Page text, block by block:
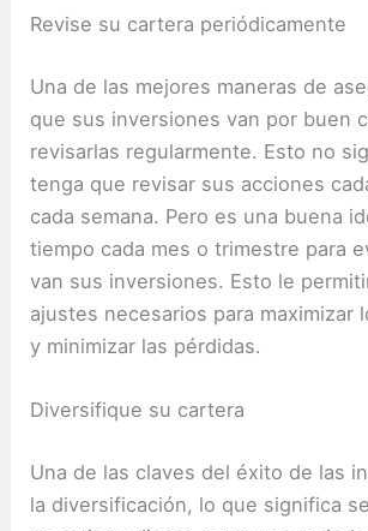
Revise su cartera periódicamente
Una de las mejores maneras de
que sus inversiones van por buen
revisarlas regularmente. Esto no
tenga que revisar sus acciones
cada semana. Pero es una buena
tiempo cada mes o trimestre para
van sus inversiones. Esto le
ajustes necesarios para maximizar
y minimizar las pérdidas.
Diversifique su cartera
Una de las claves del éxito de las
la diversificación, lo que significa